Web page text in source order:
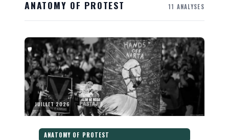
ANATOMY OF PROTEST 11 ANALYSES
JUILLET 2026
ANATOMY OF PROTEST